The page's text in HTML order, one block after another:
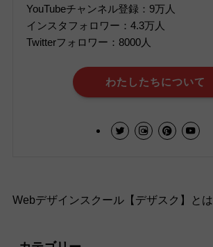
YouTubeチャンネル登録：9万人
インスタフォロワー：4.3万人
Twitterフォロワー：8000人
わたしたちについて
Webデザインスクール【デザスク】とは